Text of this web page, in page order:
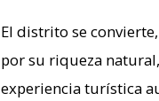
El distrito se
por su riqueza
experiencia turística